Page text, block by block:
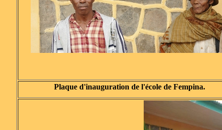
Plaque d'inauguration de l'école de Fempina.